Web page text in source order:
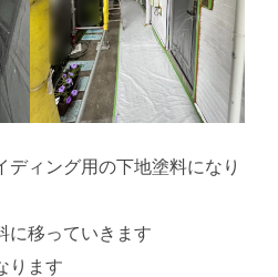
ディング用の下地塗料になり
に移っていきます
ります